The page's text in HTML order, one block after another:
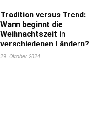
Tradition versus Trend:
Wann beginnt die
Weihnachtszeit in
verschiedenen Ländern?
29. Oktober 2024